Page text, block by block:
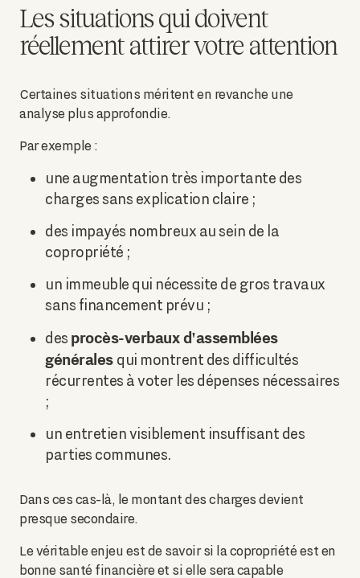
Les situations qui doivent
réellement attirer votre attention
Certaines situations méritent en revanche une
analyse plus approfondie.
Par exemple :
une augmentation très importante des
charges sans explication claire ;
des impayés nombreux au sein de la
copropriété ;
un immeuble qui nécessite de gros travaux
sans financement prévu ;
des procès-verbaux d'assemblées
générales qui montrent des difficultés
récurrentes à voter les dépenses nécessaires
;
un entretien visiblement insuffisant des
parties communes.
Dans ces cas-là, le montant des charges devient
presque secondaire.
Le véritable enjeu est de savoir si la copropriété est en
bonne santé financière et si elle sera capable